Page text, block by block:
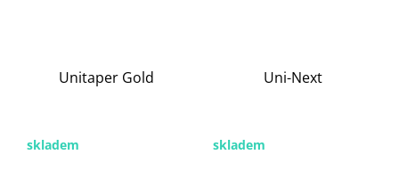
Unitaper Gold
skladem
Uni-Next
skladem